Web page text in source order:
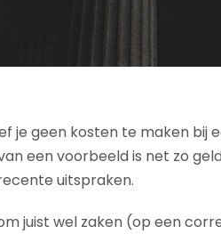
je geen kosten te maken bij
een voorbeeld is net zo
uitspraken.
juist wel zaken (op een